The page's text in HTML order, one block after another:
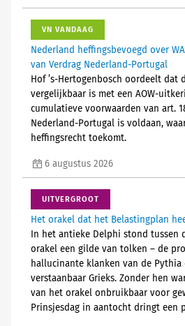
VN VANDAAG
Nederland heffingsbevoegd over
van Verdrag Nederland-Portugal
Hof ’s-Hertogenbosch oordeelt dat
vergelijkbaar is met een AOW-
cumulatieve voorwaarden van art.
Nederland-Portugal is voldaan,
heffingsrecht toekomt.
6 augustus 2026
UITVERGROOT
Het orakel dat het Belastingplan
In het antieke Delphi stond tussen
orakel een gilde van tolken – de
hallucinante klanken van de Pythia
verstaanbaar Grieks. Zonder hen
van het orakel onbruikbaar voor
Prinsjesdag in aantocht dringt een